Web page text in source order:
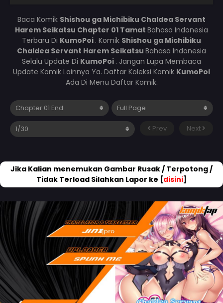
Baca Komik Shishou ga Michibiku Chaldea Servant
Harem Seikatsu Chapter 01 Tamat Bahasa Indonesia
Terbaru Di KumoPoi . Komik Shishou ga Michibiku
Chaldea Servant Harem Seikatsu Bahasa Indonesia
Selalu Update Di KumoPoi . Jangan Lupa Membaca
Update Komik Lainnya Ya. Daftar Koleksi Komik KumoPoi
Ada Di Menu Daftar Komik.
Prev Next
Jika Kalian menemukan Gambar Rusak / Terpotong /
Tidak Terload Silahkan Lapor ke [disini]